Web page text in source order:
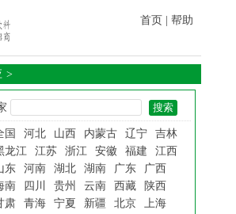
首页 帮助
>
国 河北 山西 内蒙古 辽宁
吉林
龙江
江苏 浙江 安徽 福建
江西
东
河南 湖北 湖南 广东
广西
南
四川 贵州 云南 西藏
陕西
肃
青海 宁夏 新疆 北京
上海